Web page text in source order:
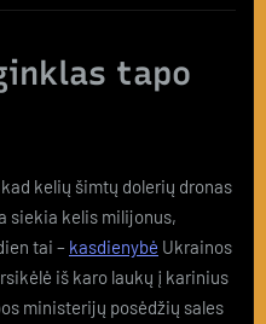
tapo
kelių šimtų dolerių dronas
siekia kelis milijonus,
tai – kasdienybė Ukrainos
iš karo laukų į karinius
ministerijų posėdžių sales